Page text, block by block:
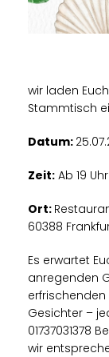
wir laden
Stammtisch
Datum:
Zeit: Ab 19 Uhr
Ort:
60388
Es erwartet
anregenden
Gesichter –
01737031378
wir